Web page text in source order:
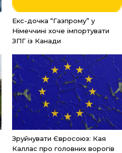
Екс-дочка “Газпрому” у
Німеччині хоче імпортувати
ЗПГ із Канади
Зруйнувати Євросоюз: Кая
Каллас про головних ворогів